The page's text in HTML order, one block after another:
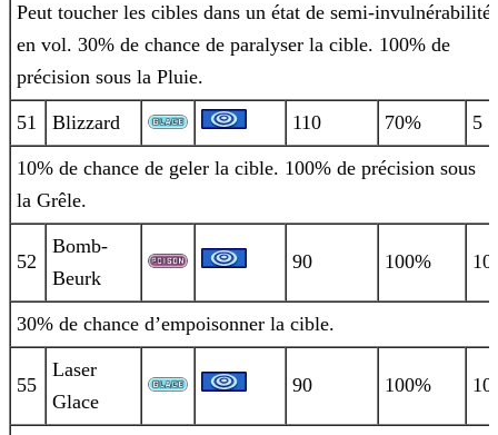
Peut toucher les cibles dans un état de semi-invulnérabilité
en vol. 30% de chance de paralyser la cible. 100% de
précision sous la Pluie.
51 Blizzard 110 70% 5
10% de chance de geler la cible. 100% de précision sous
la Grêle.
52
Bomb-
Beurk
90 100% 10
30% de chance d’empoisonner la cible.
55
Laser
Glace
90 100% 10